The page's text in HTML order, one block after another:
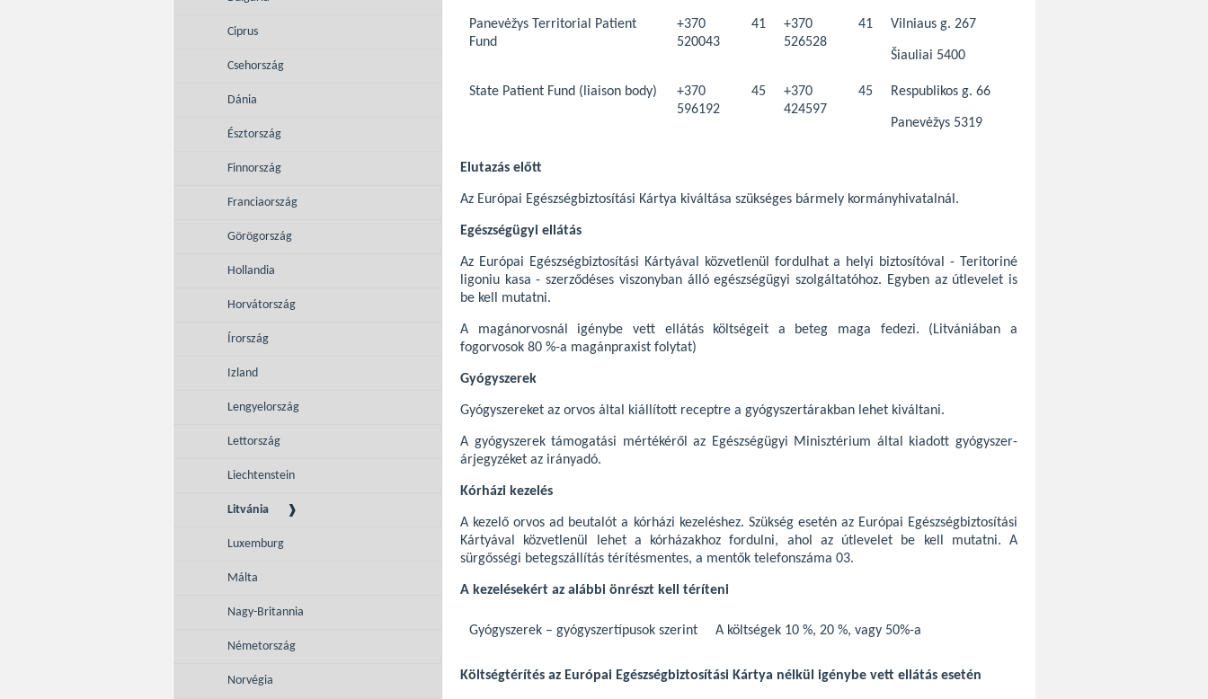
Ciprus
Csehország
Dánia
Észtország
Finnország
Franciaország
Görögország
Hollandia
Horvátország
Írország
Izland
Lengyelország
Lettország
Liechtenstein
Litvánia
Luxemburg
Málta
Nagy-Britannia
Németország
Norvégia
Panevėžys Territorial Patient
Fund
+370 41
520043
+370 41
526528
Vilniaus g. 267
Šiauliai 5400
State Patient Fund (liaison body)
+370 45
596192
+370 45
424597
Respublikos g. 66
Panevėžys 5319
Elutazás előtt
Az Európai Egészségbiztosítási Kártya kiváltása szükséges bármely kormányhivatalnál.
Egészségügyi ellátás
Az Európai Egészségbiztosítási Kártyával közvetlenül fordulhat a helyi biztosítóval - Teritoriné
ligoniu kasa - szerződéses viszonyban álló egészségügyi szolgáltatóhoz. Egyben az útlevelet is
be kell mutatni.
A magánorvosnál igénybe vett ellátás költségeit a beteg maga fedezi. (Litvániában a
fogorvosok 80 %-a magánpraxist folytat)
Gyógyszerek
Gyógyszereket az orvos által kiállított receptre a gyógyszertárakban lehet kiváltani.
A gyógyszerek támogatási mértékéről az Egészségügyi Minisztérium által kiadott gyógyszer-
árjegyzéket az irányadó.
Kórházi kezelés
A kezelő orvos ad beutalót a kórházi kezeléshez. Szükség esetén az Európai Egészségbiztosítási
Kártyával közvetlenül lehet a kórházakhoz fordulni, ahol az útlevelet be kell mutatni. A
sürgősségi betegszállítás térítésmentes, a mentők telefonszáma 03.
A kezelésekért az alábbi önrészt kell téríteni
Gyógyszerek – gyógyszertípusok szerint A költségek 10 %, 20 %, vagy 50%-a
Költségtérítés az Európai Egészségbiztosítási Kártya nélkül igénybe vett ellátás esetén